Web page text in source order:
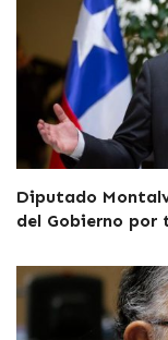
Diputado
del Gobierno por